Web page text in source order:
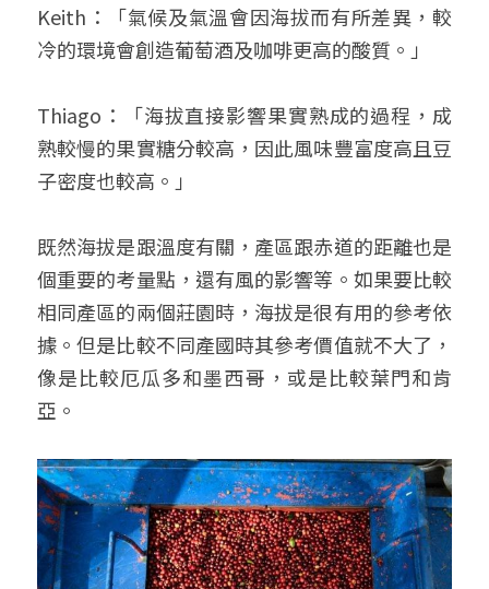
Keith：「氣候及氣溫會因海拔而有所差異，較
冷的環境會創造葡萄酒及咖啡更高的酸質。」
Thiago：「海拔直接影響果實熟成的過程，成
熟較慢的果實糖分較高，因此風味豐富度高且豆
子密度也較高。」
既然海拔是跟溫度有關，產區跟赤道的距離也是
個重要的考量點，還有風的影響等。如果要比較
相同產區的兩個莊園時，海拔是很有用的參考依
據。但是比較不同產國時其參考價值就不大了，
像是比較厄瓜多和墨西哥，或是比較葉門和肯
亞。